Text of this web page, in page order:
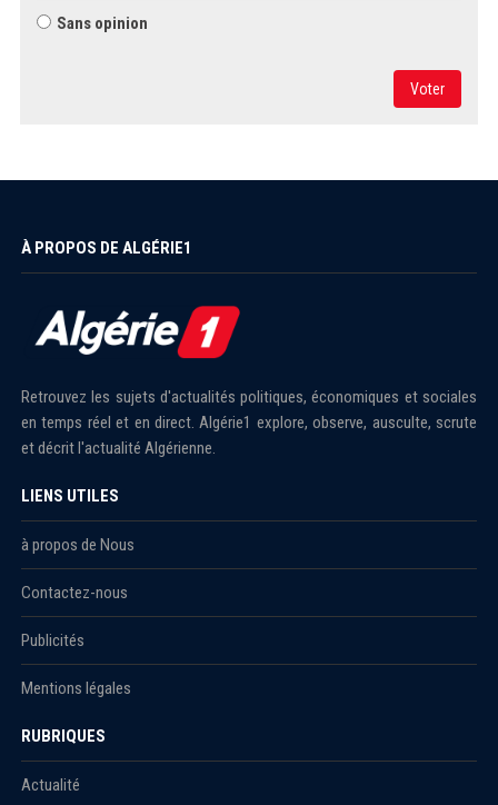
Sans opinion
Voter
À PROPOS DE ALGÉRIE1
Retrouvez les sujets d'actualités politiques, économiques et sociales
en temps réel et en direct. Algérie1 explore, observe, ausculte, scrute
et décrit l'actualité Algérienne.
LIENS UTILES
à propos de Nous
Contactez-nous
Publicités
Mentions légales
RUBRIQUES
Actualité